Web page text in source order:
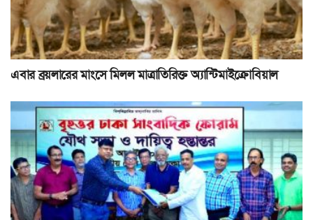
এবার ব্রয়লারের মাংসে মিলল মাত্রাতিরিক্ত অ্যান্টিমাইক্রোবিয়াল